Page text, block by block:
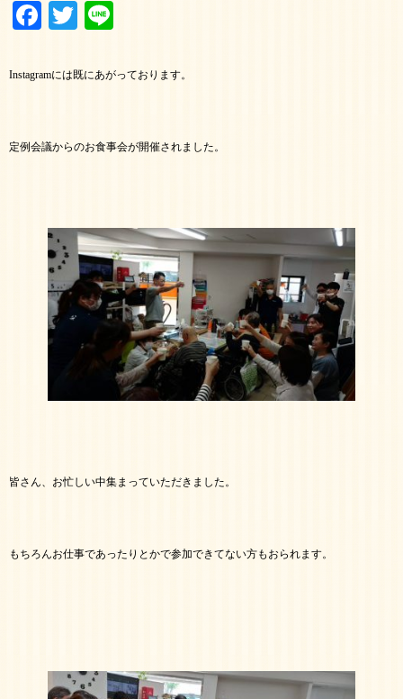
Facebook
Twitter
Instagramには既にあがっております。
定例会議からのお食事会が開催されました。
皆さん、お忙しい中集まっていただきました。
もちろんお仕事であったりとかで参加できてない方もおられます。